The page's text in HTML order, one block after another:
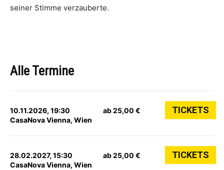
seiner Stimme verzauberte.
Alle Termine
10.11.2026, 19:30
CasaNova Vienna, Wien
ab 25,00 € TICKETS
28.02.2027, 15:30
CasaNova Vienna, Wien
ab 25,00 € TICKETS